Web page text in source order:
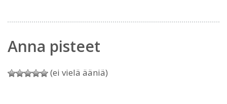
Anna pisteet
(ei vielä ääniä)